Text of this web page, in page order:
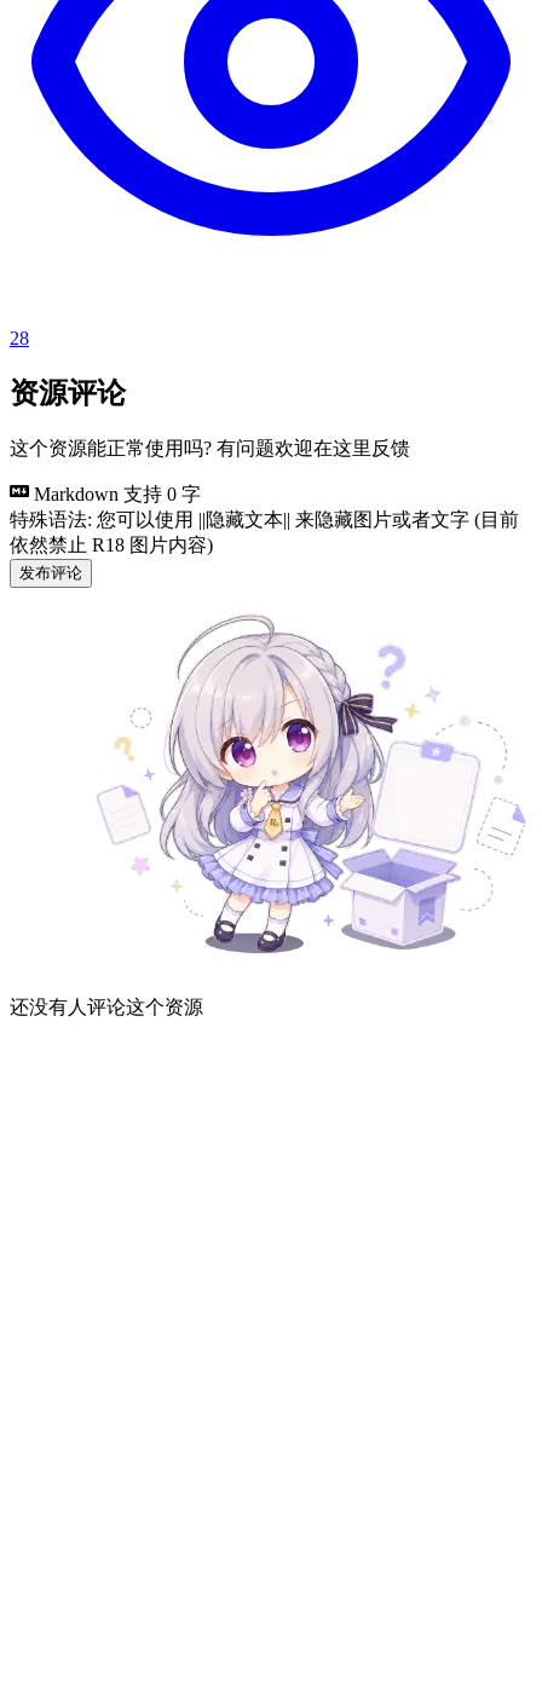
28
资源评论
这个资源能正常使用吗? 有问题欢迎在这里反馈
Markdown 支持 0 字
特殊语法: 您可以使用 ||隐藏文本|| 来隐藏图片或者文字 (目前
依然禁止 R18 图片内容)
发布评论
还没有人评论这个资源